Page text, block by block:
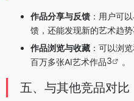
作品分享与反馈 ：用户可
馈，还能发现新的艺术趋势
作品浏览与收藏 ：可以浏
百万多张AI艺术作品3 。
五、与其他竞品对比